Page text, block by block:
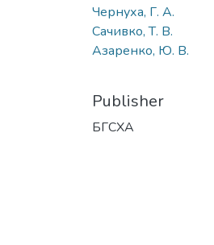
Чернуха, Г. А.
Сачивко, Т. В.
Азаренко, Ю. В.
Publisher
БГСХА